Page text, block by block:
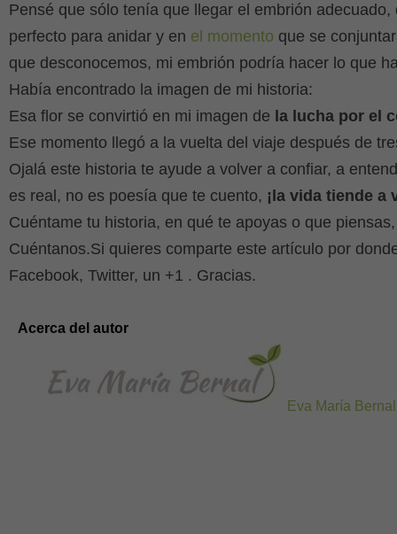
Pensé que sólo tenía que llegar el embrión
perfecto para anidar y en el momento que se
que desconocemos, mi embrión podría hacer lo que
Había encontrado la imagen de mi historia:
Esa flor se convirtió en mi imagen de la lucha por el
Ese momento llegó a la vuelta del viaje después de
Ojalá este historia te ayude a volver a confiar, a
es real, no es poesía que te cuento, ¡la vida tiende a
Cuéntame tu historia, en qué te apoyas o que
Cuéntanos.Si quieres comparte este artículo por
Facebook, Twitter, un +1 . Gracias.
Acerca del autor
Eva María Bernal